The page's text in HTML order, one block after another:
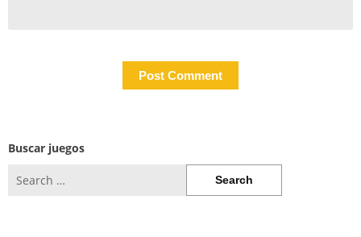
Buscar juegos
for: